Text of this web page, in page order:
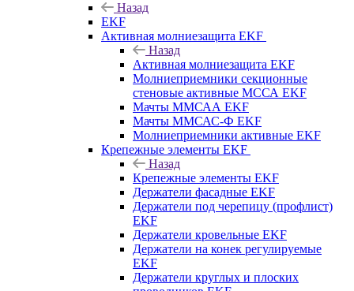
Назад
EKF
Активная молниезащита EKF
Назад
Активная молниезащита EKF
Молниеприемники секционные
стеновые активные МССА EKF
Мачты ММСАА EKF
Мачты ММСАС-Ф EKF
Молниеприемники активные EKF
Крепежные элементы EKF
Назад
Крепежные элементы EKF
Держатели фасадные EKF
Держатели под черепицу (профлист)
EKF
Держатели кровельные EKF
Держатели на конек регулируемые
EKF
Держатели круглых и плоских